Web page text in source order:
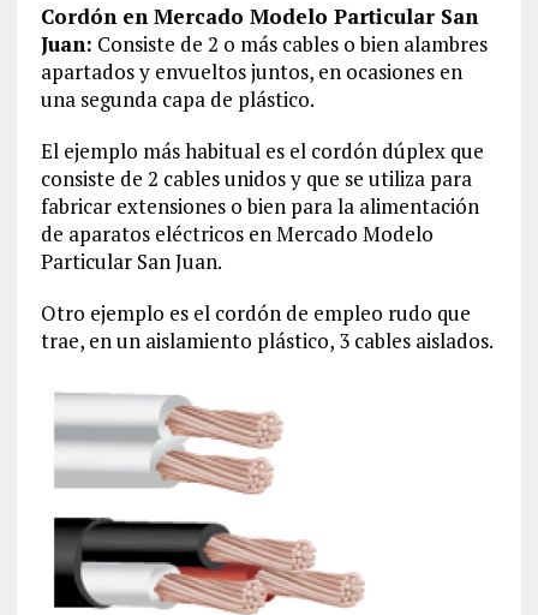
Cordón en Mercado Modelo Particular San
Juan: Consiste de 2 o más cables o bien alambres
apartados y envueltos juntos, en ocasiones en
una segunda capa de plástico.
El ejemplo más habitual es el cordón dúplex que
consiste de 2 cables unidos y que se utiliza para
fabricar extensiones o bien para la alimentación
de aparatos eléctricos en Mercado Modelo
Particular San Juan.
Otro ejemplo es el cordón de empleo rudo que
trae, en un aislamiento plástico, 3 cables aislados.